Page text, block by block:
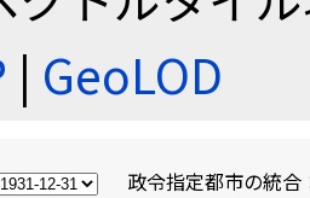
| GeoLOD
政令指定都市の統